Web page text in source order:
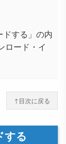
ドする」の内
ロード・イ
↑目次に戻る
する